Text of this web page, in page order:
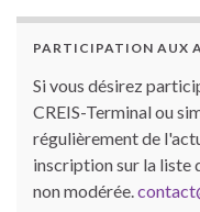
PARTICIPATION AUX
Si vous désirez
CREIS-Terminal ou
régulièrement de
inscription sur la liste
non modérée.